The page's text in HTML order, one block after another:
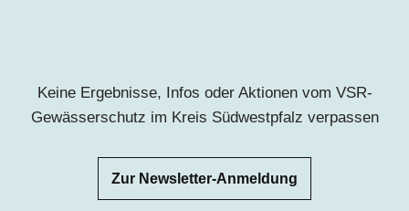
Keine Ergebnisse, Infos oder Aktionen vom VSR-
Gewässerschutz im Kreis Südwestpfalz verpassen
Zur Newsletter-Anmeldung